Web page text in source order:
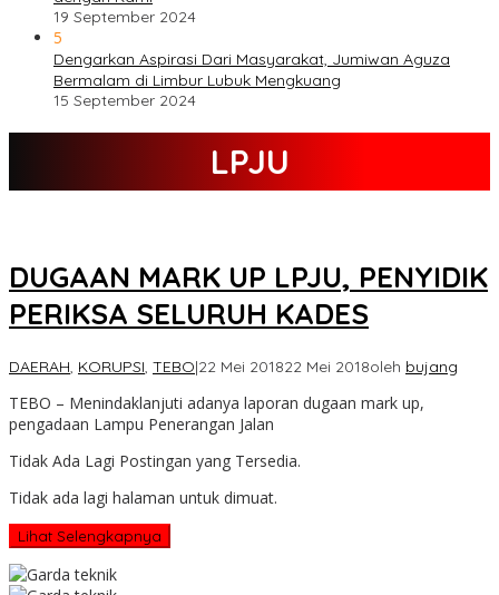
19 September 2024
5
Dengarkan Aspirasi Dari Masyarakat, Jumiwan Aguza
Bermalam di Limbur Lubuk Mengkuang
15 September 2024
LPJU
DUGAAN MARK UP LPJU, PENYIDIK
PERIKSA SELURUH KADES
DAERAH, KORUPSI, TEBO|22 Mei 201822 Mei 2018oleh bujang
TEBO – Menindaklanjuti adanya laporan dugaan mark up,
pengadaan Lampu Penerangan Jalan
Tidak Ada Lagi Postingan yang Tersedia.
Tidak ada lagi halaman untuk dimuat.
Lihat Selengkapnya